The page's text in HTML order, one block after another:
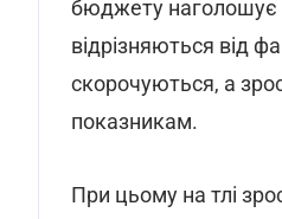
бюджету наголошує
відрізняються від
скорочуються, а
показникам.
При цьому на тлі